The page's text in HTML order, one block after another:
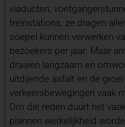
viaducten,
treinstations, ze dragen
soepel kunnen verwerken
bezoekers per jaar. Maar
draaien langzaam en
uitdijende asfalt en de
verkeersbewegingen vaak
Om die reden duurt het
plannen werkelijkheid